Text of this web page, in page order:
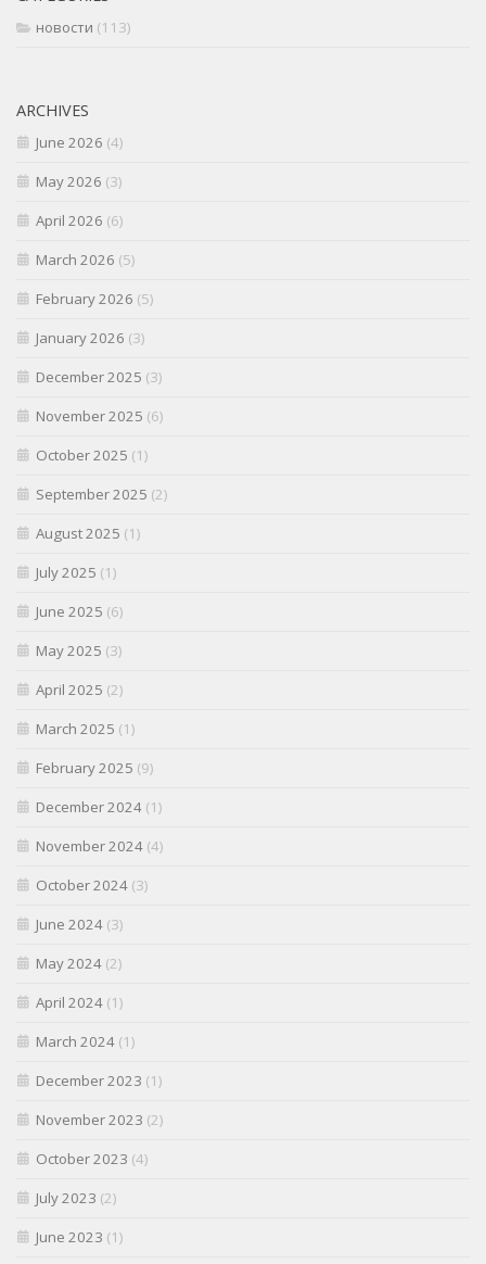
новости (113)
ARCHIVES
June 2026 (4)
May 2026 (3)
April 2026 (6)
March 2026 (5)
February 2026 (5)
January 2026 (3)
December 2025 (3)
November 2025 (6)
October 2025 (1)
September 2025 (2)
August 2025 (1)
July 2025 (1)
June 2025 (6)
May 2025 (3)
April 2025 (2)
March 2025 (1)
February 2025 (9)
December 2024 (1)
November 2024 (4)
October 2024 (3)
June 2024 (3)
May 2024 (2)
April 2024 (1)
March 2024 (1)
December 2023 (1)
November 2023 (2)
October 2023 (4)
July 2023 (2)
June 2023 (1)